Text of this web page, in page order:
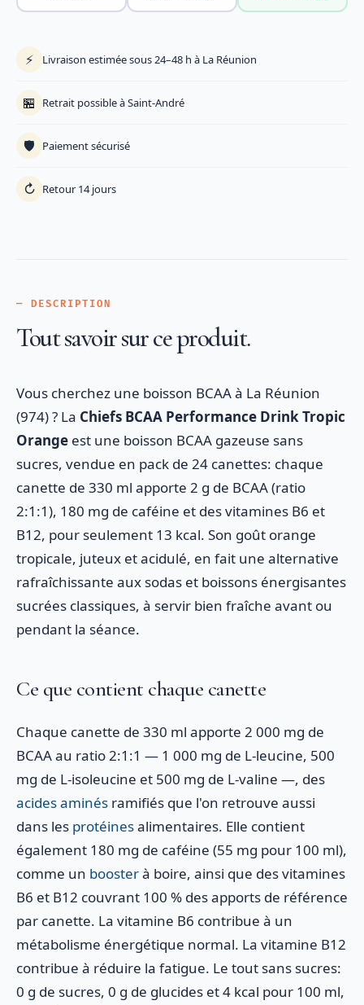
⚡ Livraison estimée sous 24–48 h à La Réunion
🏪 Retrait possible à Saint-André
🛡️ Paiement sécurisé
↻ Retour 14 jours
— DESCRIPTION
Tout savoir sur ce produit.
Vous cherchez une boisson BCAA à La Réunion
(974) ? La Chiefs BCAA Performance Drink Tropic
Orange est une boisson BCAA gazeuse sans
sucres, vendue en pack de 24 canettes: chaque
canette de 330 ml apporte 2 g de BCAA (ratio
2:1:1), 180 mg de caféine et des vitamines B6 et
B12, pour seulement 13 kcal. Son goût orange
tropicale, juteux et acidulé, en fait une alternative
rafraîchissante aux sodas et boissons énergisantes
sucrées classiques, à servir bien fraîche avant ou
pendant la séance.
Ce que contient chaque canette
Chaque canette de 330 ml apporte 2 000 mg de
BCAA au ratio 2:1:1 — 1 000 mg de L-leucine, 500
mg de L-isoleucine et 500 mg de L-valine —, des
acides aminés ramifiés que l'on retrouve aussi
dans les protéinesalimentaires. Elle contient
également 180 mg de caféine (55 mg pour 100 ml),
comme un boosterà boire, ainsi que des vitamines
B6 et B12 couvrant 100 % des apports de référence
par canette. La vitamine B6 contribue à un
métabolisme énergétique normal. La vitamine B12
contribue à réduire la fatigue. Le tout sans sucres:
0 g de sucres, 0 g de glucides et 4 kcal pour 100 ml,